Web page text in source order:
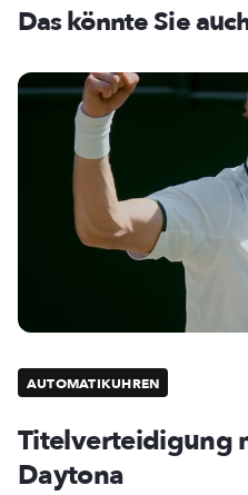
Das könnte Sie
AUTOMATIKUHREN
Titelverteidigung
Daytona